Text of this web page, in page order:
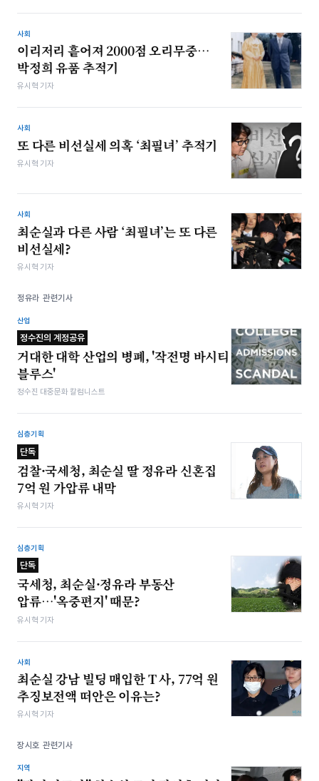
사회
이리저리 흩어져 2000점 오리무중…
박정희 유품 추적기
유시혁 기자
사회
또 다른 비선실세 의혹 ‘최필녀’ 추적기
유시혁 기자
사회
최순실과 다른 사람 ‘최필녀’는 또 다른
비선실세?
유시혁 기자
정유라 관련기사
산업
정수진의 계정공유
거대한 대학 산업의 병폐, '작전명 바시티
블루스'
정수진 대중문화 칼럼니스트
심층기획
단독
검찰·국세청, 최순실 딸 정유라 신혼집
7억 원 가압류 내막
유시혁 기자
심층기획
단독
국세청, 최순실·정유라 부동산
압류…'옥중편지' 때문?
유시혁 기자
사회
최순실 강남 빌딩 매입한 T 사, 77억 원
추징보전액 떠안은 이유는?
유시혁 기자
장시호 관련기사
지역